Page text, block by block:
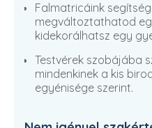
Falmatricáink
megváltoztathatod
kidekorálhatsz egy
Testvérek szobájába
mindenkinek a kis
egyénisége szerint.